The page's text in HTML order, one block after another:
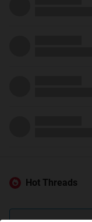
Hot Threads